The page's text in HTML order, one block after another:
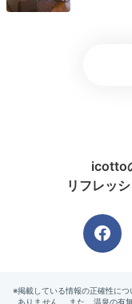
優雅な時間に
心満ちて帰路へ
icotto
リフレッ